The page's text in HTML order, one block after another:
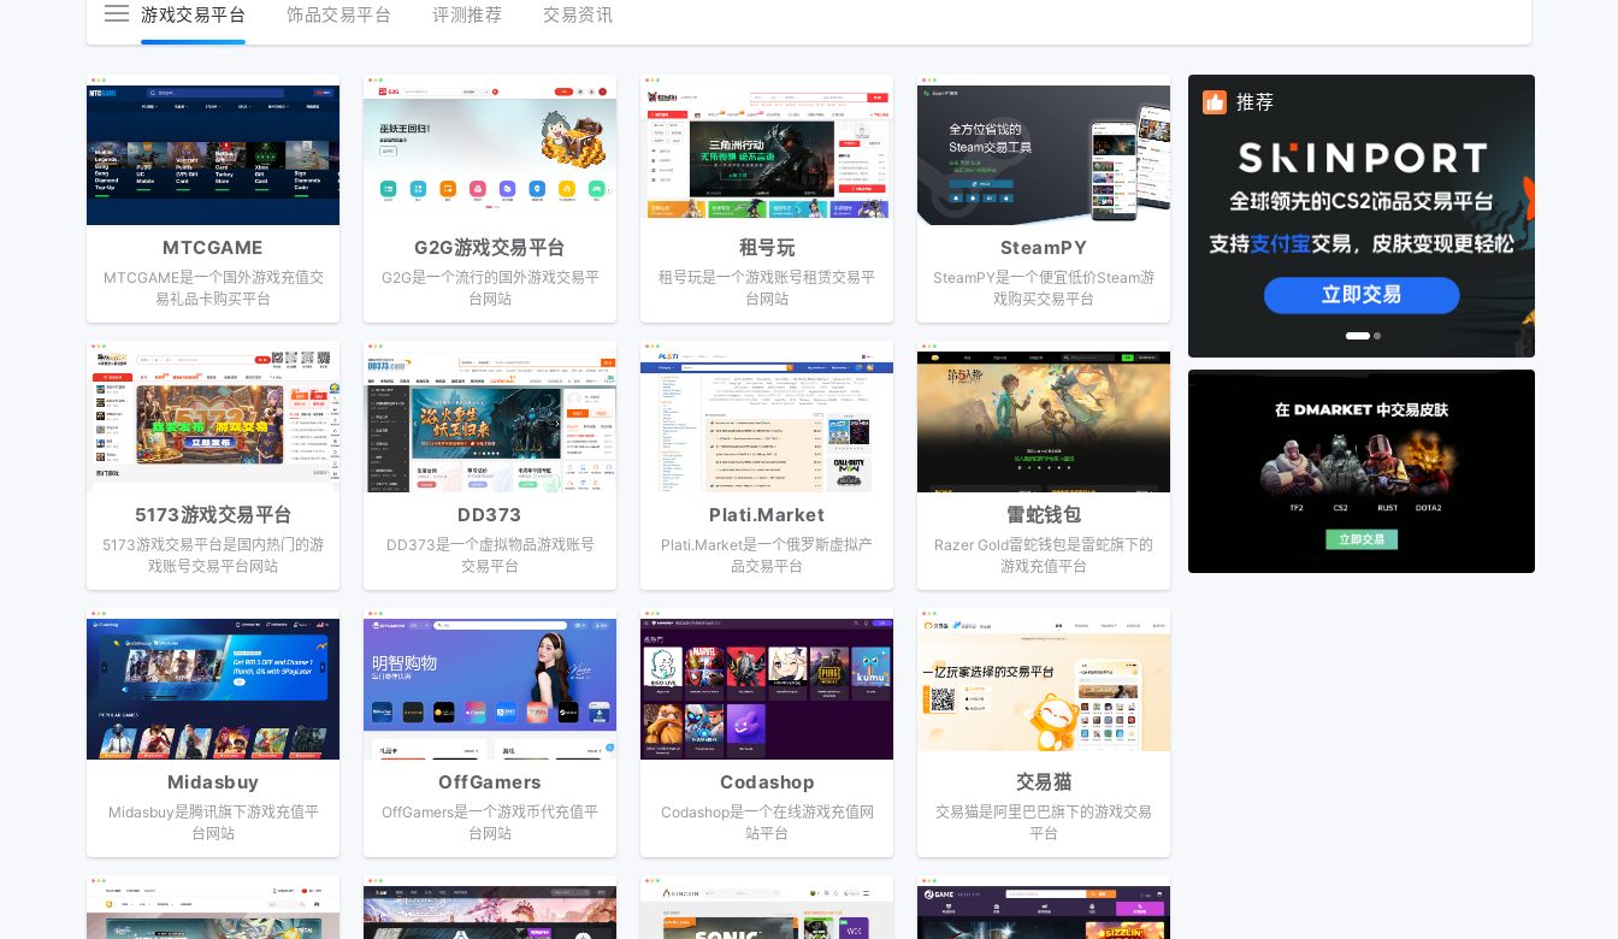
游戏交易平台 饰品交易平台 评测推荐 交易资讯
MTCGAME
MTCGAME是一个国外游戏充值交
易礼品卡购买平台
G2G游戏交易平台
G2G是一个流行的国外游戏交易平
台网站
租号玩
租号玩是一个游戏账号租赁交易平
台网站
SteamPY
SteamPY是一个便宜低价Steam游
戏购买交易平台
5173游戏交易平台
5173游戏交易平台是国内热门的游
戏账号交易平台网站
DD373
DD373是一个虚拟物品游戏账号
交易平台
Plati.Market
Plati.Market是一个俄罗斯虚拟产
品交易平台
雷蛇钱包
Razer Gold雷蛇钱包是雷蛇旗下的
游戏充值平台
Midasbuy
Midasbuy是腾讯旗下游戏充值平
台网站
OffGamers
OffGamers是一个游戏币代充值平
台网站
Codashop
Codashop是一个在线游戏充值网
站平台
交易猫
交易猫是阿里巴巴旗下的游戏交易
平台
推荐